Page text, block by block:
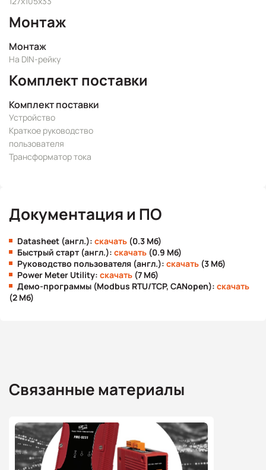
Монтаж
Монтаж
На DIN-рейку
Комплект поставки
Комплект поставки
Устройство
Краткое руководство
пользователя
Трансформатор тока
Документация и ПО
Datasheet (англ.): скачать (0.3 Мб)
Быстрый старт (англ.): скачать (0.9 Мб)
Руководство пользователя (англ.): скачать (3 Мб)
Power Meter Utility: скачать (7 Мб)
Демо-программы (Modbus RTU/TCP, CANopen): скачать
(2 Мб)
Связанные материалы